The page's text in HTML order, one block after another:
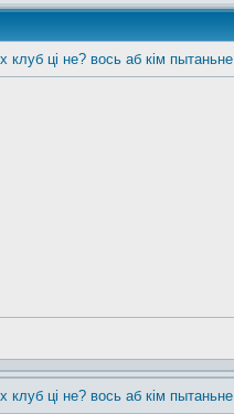
клуб ці не? вось аб кім пытаньне
клуб ці не? вось аб кім пытаньне